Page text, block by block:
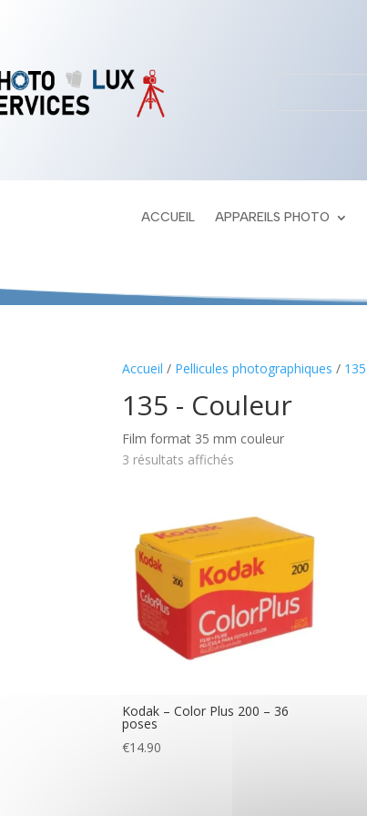
ACCUEIL APPAREILS PHOTO
Accueil / Pellicules photographiques / 135
135 - Couleur
Film format 35 mm couleur
3 résultats affichés
Kodak – Color Plus 200 – 36
poses
€14.90